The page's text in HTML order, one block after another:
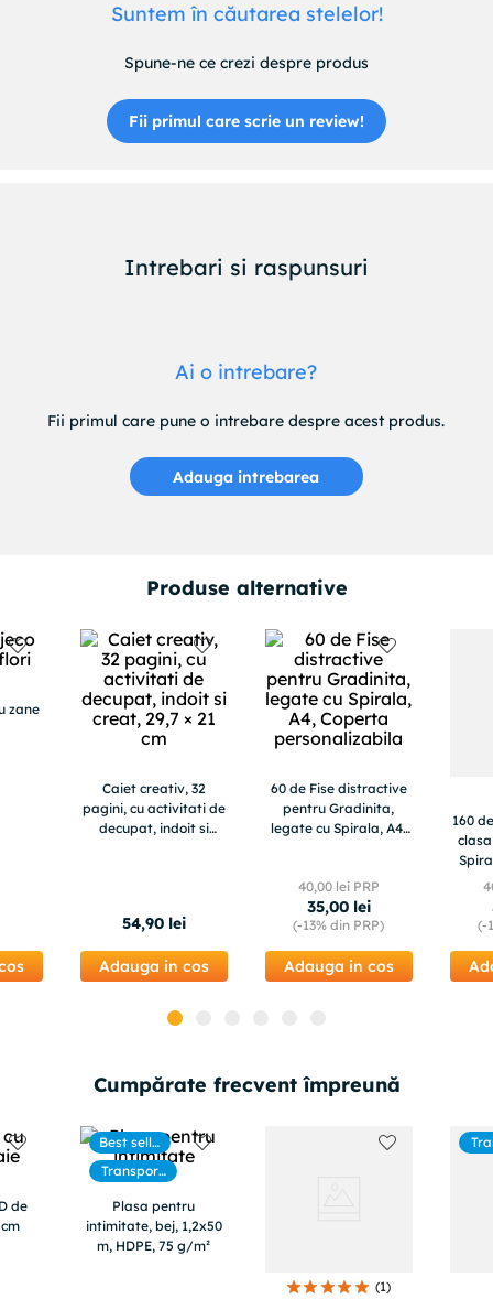
Suntem în căutarea stelelor!
Spune-ne ce crezi despre produs
Fii primul care scrie un review!
Intrebari si raspunsuri
Ai o intrebare?
Fii primul care pune o intrebare despre acest produs.
Adauga intrebarea
Produse alternative
zane
Caiet creativ, 32
pagini, cu activitati de
decupat, indoit si
54,90 lei
Adauga in cos
60 de Fise distractive
pentru Gradinita,
legate cu Spirala, A4,
40,00lei PRP
35,00 lei
(-13% din PRP)
Adauga in cos
160
(-
Cumpărate frecvent împreună
de
Best selle
rs
Transport
Plasa pentru
intimitate, bej, 1,2x50
m, HDPE, 75 g/m²
(1)